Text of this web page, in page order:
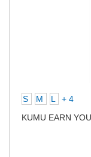
S M L
+ 4
KUMU EARN